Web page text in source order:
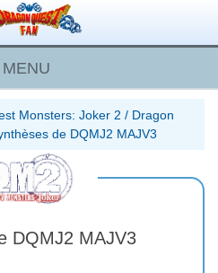
Monsters: Joker 2 / Dragon
de DQMJ2 MAJV3
DQMJ2 MAJV3